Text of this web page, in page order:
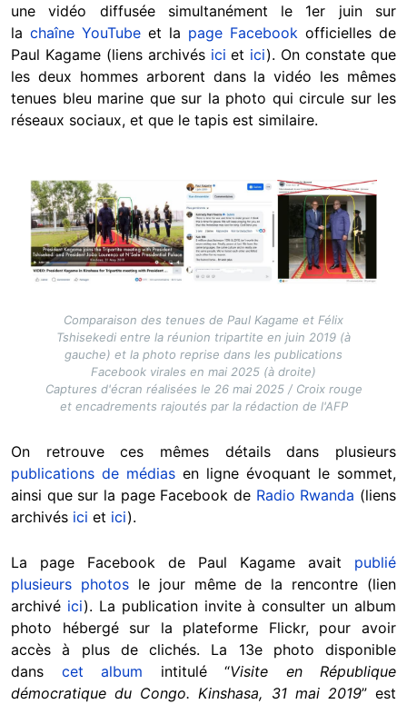
une vidéo diffusée simultanément le 1er juin sur
la chaîne YouTube et la page Facebook officielles de
Paul Kagame (liens archivés ici et ici). On constate que
les deux hommes arborent dans la vidéo les mêmes
tenues bleu marine que sur la photo qui circule sur les
réseaux sociaux, et que le tapis est similaire.
Image
Comparaison des tenues de Paul Kagame et Félix
Tshisekedi entre la réunion tripartite en juin 2019 (à
gauche) et la photo reprise dans les publications
Facebook virales en mai 2025 (à droite)
Captures d'écran réalisées le 26 mai 2025 / Croix rouge
et encadrements rajoutés par la rédaction de l'AFP
On retrouve ces mêmes détails dans plusieurs
publications de médias en ligne évoquant le sommet,
ainsi que sur la page Facebook de Radio Rwanda (liens
archivés ici et ici).
La page Facebook de Paul Kagame avait publié
plusieurs photosle jour même de la rencontre (lien
archivé ici). La publication invite à consulter un album
photo hébergé sur la plateforme Flickr, pour avoir
accès à plus de clichés. La 13e photo disponible
dans cet album intitulé “Visite en République
démocratique du Congo. Kinshasa, 31 mai 2019” est